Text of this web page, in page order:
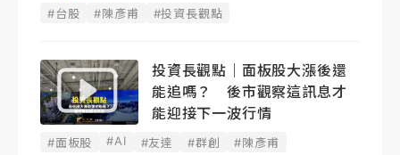
#台股 #陳彥甫 #投資長觀點
投資長觀點｜面板股大漲後還
能追嗎？ 後市觀察這訊息才
能迎接下一波行情
#面板股 #AI #友達 #群創 #陳彥甫